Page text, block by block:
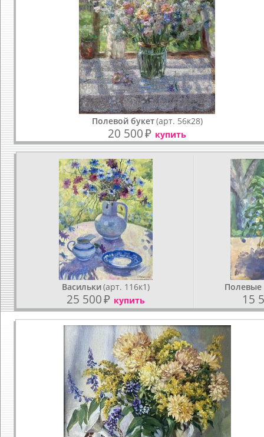
Полевой букет(арт. 56к28)
20 500₽ купить
Васильки(арт. 116к1)
25 500₽ купить
Полевые
15